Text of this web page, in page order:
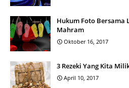
Hukum Foto Bersama
Mahram
Oktober 16, 2017
3 Rezeki Yang Kita
April 10, 2017